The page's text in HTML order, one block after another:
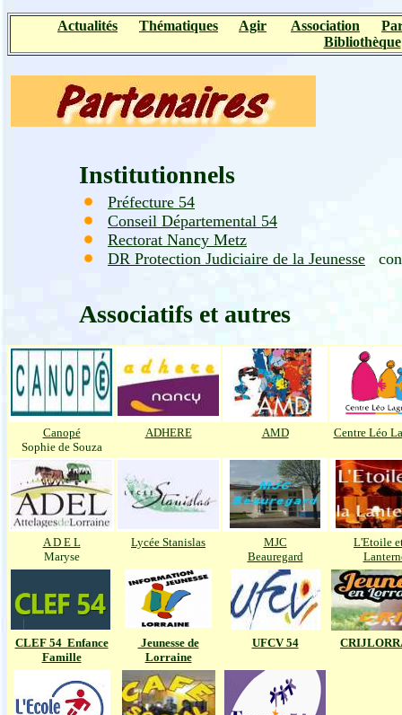
Actualités Thématiques Agir Association
Bibliothèque
Institutionnels
Préfecture 54
Conseil Départemental 54
Rectorat Nancy Metz
DR Protection Judiciaire de la Jeunesse
Associatifs et autres
Canopé
Sophie de Souza
ADHERE AMD Centre Léo
A D E L
Maryse
Lycée Stanislas
MJC
Beauregard
L'Etoile
CLEF 54 Enfance
Famille
Jeunesse de
Lorraine
UFCV 54